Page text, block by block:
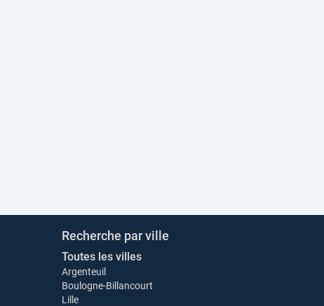
Recherche par ville
Toutes les villes
Argenteuil
Boulogne-Billancourt
Lille